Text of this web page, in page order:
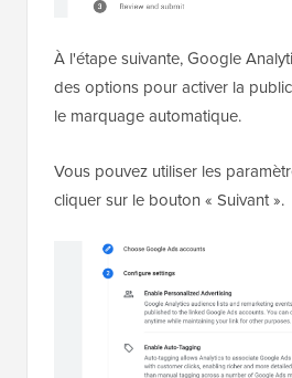
À l'étape suivante, Google
des options pour activer la
le marquage automatique.
Vous pouvez utiliser les
cliquer sur le bouton « Suivant ».